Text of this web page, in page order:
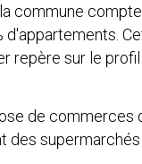
commune
d'appartements.
repère sur le
de commerces
des